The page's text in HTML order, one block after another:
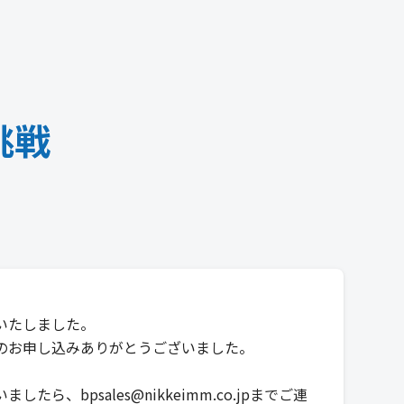
戦
しました。
お申し込みありがとうございました。
ましたら、bpsales@nikkeimm.co.jpまでご連